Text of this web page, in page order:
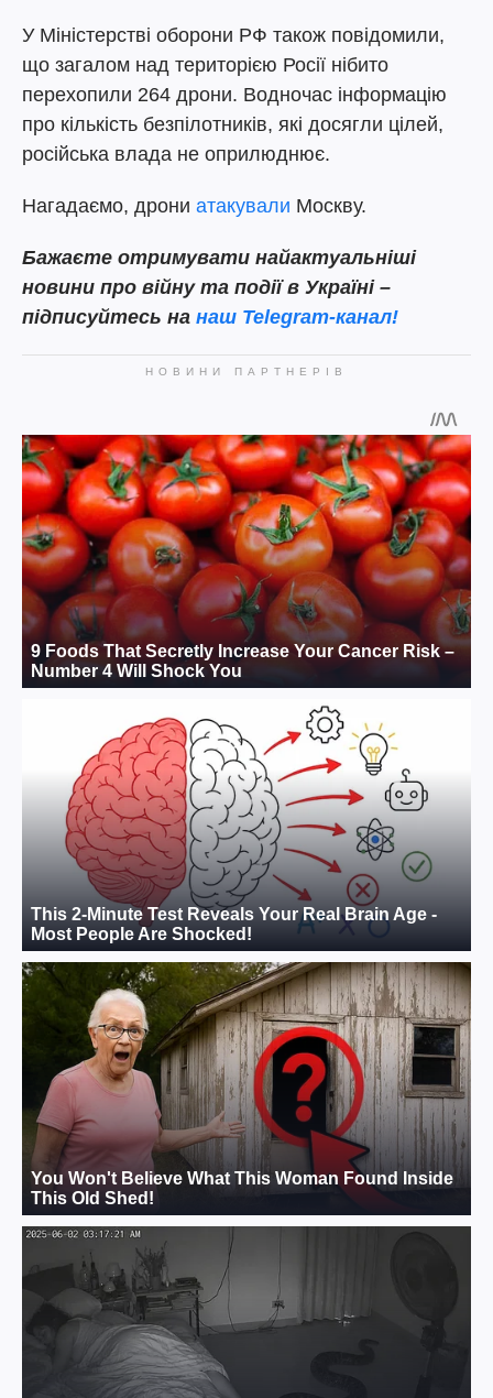
У Міністерстві оборони РФ також повідомили,
що загалом над територією Росії нібито
перехопили 264 дрони. Водночас інформацію
про кількість безпілотників, які досягли цілей,
російська влада не оприлюднює.
Нагадаємо, дрони атакували Москву.
Бажаєте отримувати найактуальніші
новини про війну та події в Україні –
підписуйтесь на наш Telegram-канал!